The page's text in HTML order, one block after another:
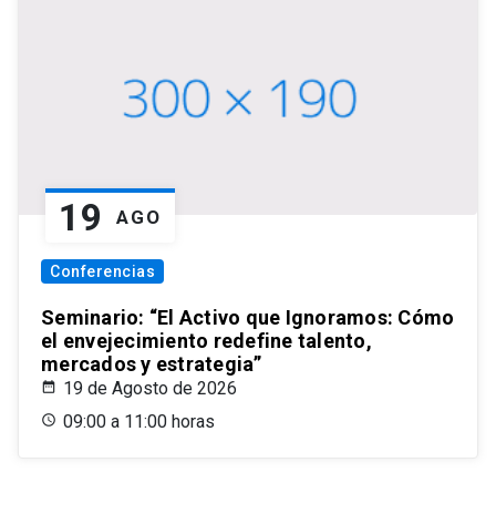
19 AGO
Conferencias
Seminario: “El Activo que Ignoramos: Cómo
el envejecimiento redefine talento,
mercados y estrategia”
19 de Agosto de 2026
09:00 a 11:00 horas